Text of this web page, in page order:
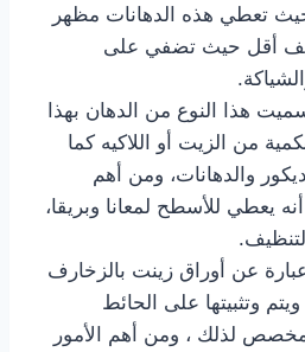
حيث تعطي هذه الدهانات مظهر
أقل حيث تضفي على
هذا النوع من الدهان بهذا
من الزيت أو اللاكيه كما
والدهانات، ومن أهم
يعطي للأسطح لمعانا وبريقا،
عن أوراق زينت بالزخارف
ويتم وتثبيتها على الحائط
لذلك ، ومن أهم الأمور